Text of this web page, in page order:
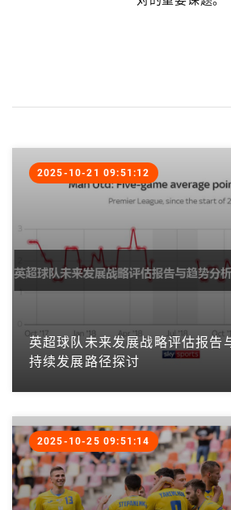
英超球队未来发展战略评估报告
持续发展路径探讨
2025-10-21 09:51:12
2025-10-25 09:51:14